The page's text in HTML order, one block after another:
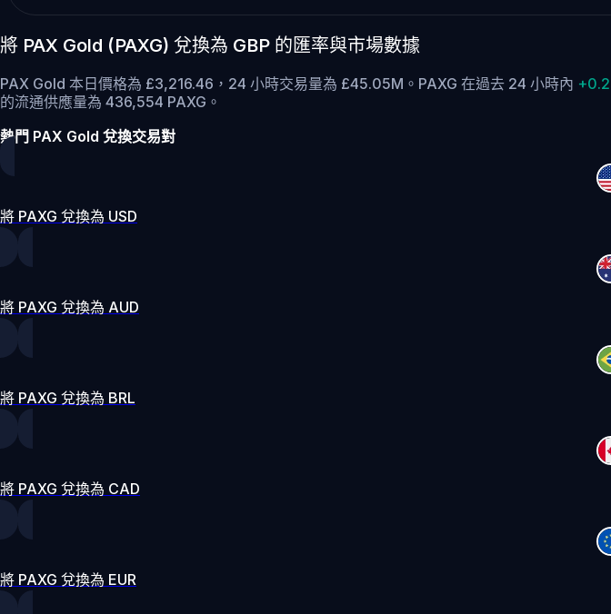
將 PAX Gold (PAXG) 兌換為 GBP 的匯率與市場數據
PAX Gold 本日價格為 £3,216.46，24 小時交易量為 £45.05M。PAXG 在過去 24 小時內
的流通供應量為 436,554 PAXG。
熱門 PAX Gold 兌換交易對
將 PAXG 兌換為 USD
將 PAXG 兌換為 AUD
將 PAXG 兌換為 BRL
將 PAXG 兌換為 CAD
將 PAXG 兌換為 EUR